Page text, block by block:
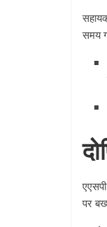
समय
पर